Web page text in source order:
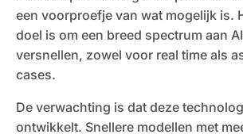
een voorproefje van wat mogelijk is.
doel is om een breed spectrum aan
versnellen, zowel voor real time als
cases.
De verwachting is dat deze
ontwikkelt. Snellere modellen met